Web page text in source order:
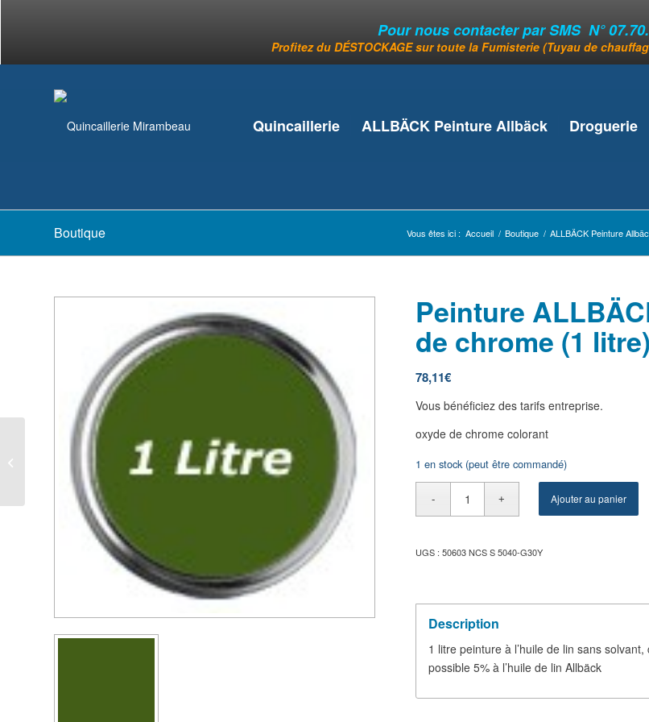
Pour nous contacter par SMS N°
Profitez du DÉSTOCKAGE sur toute la Fumisterie (Tuyau de
Quincaillerie ALLBÄCK Peinture Allbäck Droguerie
Boutique Vous êtes ici : Accueil / Boutique / ALLBÄCK Peinture
Peinture
de chrome (1 litre)
78,11€
Vous bénéficiez des tarifs entreprise.
oxyde de chrome colorant
1 en stock (peut être commandé)
Ajouter au panier
UGS :50603 NCS S 5040-G30Y
Description
1 litre peinture à l’huile de lin sans
possible 5% à l’huile de lin Allbäck
augmentation email noir
Mâle 125 mm